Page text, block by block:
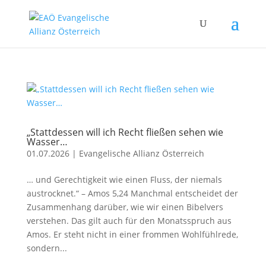
„Stattdessen will ich Recht fließen sehen wie
Wasser…
01.07.2026| Evangelische Allianz Österreich
… und Gerechtigkeit wie einen Fluss, der niemals
austrocknet.“ – Amos 5,24 Manchmal entscheidet der
Zusammenhang darüber, wie wir einen Bibelvers
verstehen. Das gilt auch für den Monatsspruch aus
Amos. Er steht nicht in einer frommen Wohlfühlrede,
sondern...